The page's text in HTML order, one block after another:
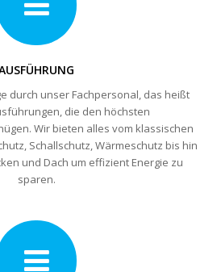
durch unser Fachpersonal, das heißt
die den höchsten
Wir bieten alles vom klassischen
Schallschutz, Wärmeschutz bis hin
und Dach um effizient Energie zu
sparen.